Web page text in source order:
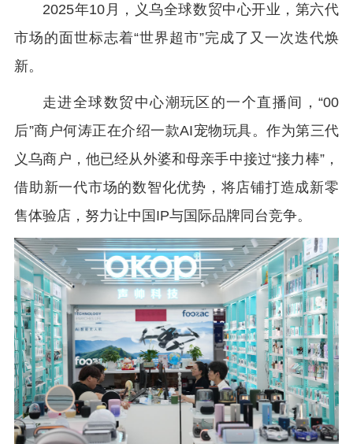
2025年10月，义乌全球数贸中心开业，第六代
市场的面世标志着“世界超市”完成了又一次迭代焕
新。
走进全球数贸中心潮玩区的一个直播间，“00
后”商户何涛正在介绍一款AI宠物玩具。作为第三代
义乌商户，他已经从外婆和母亲手中接过“接力棒”，
借助新一代市场的数智化优势，将店铺打造成新零
售体验店，努力让中国IP与国际品牌同台竞争。